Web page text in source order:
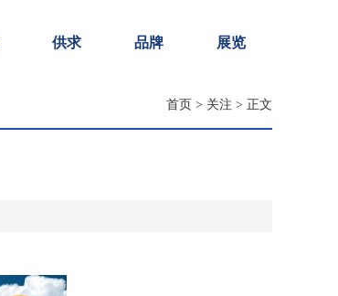
供求 品牌 展览
首页 > 关注 > 正文